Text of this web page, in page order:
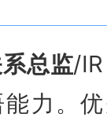
总监/
力。